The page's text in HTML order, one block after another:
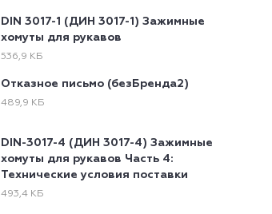
DIN 3017-1 (ДИН 3017-1) Зажимные
хомуты для рукавов
536,9 КБ
Отказное письмо (безБренда2)
489,9 КБ
DIN-3017-4 (ДИН 3017-4) Зажимные
хомуты для рукавов Часть 4:
Технические условия поставки
493,4 КБ